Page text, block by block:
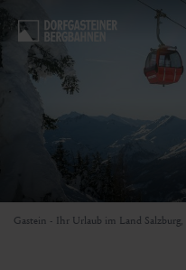
Gastein - Ihr Urlaub im Land Salzburg,